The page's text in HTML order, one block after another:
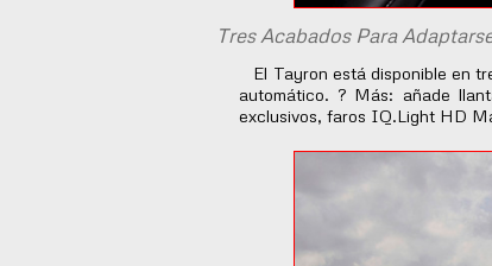
Tres Acabados Para
El Tayron está disponible en
automático. ? Más: añade
exclusivos, faros IQ.Light HD